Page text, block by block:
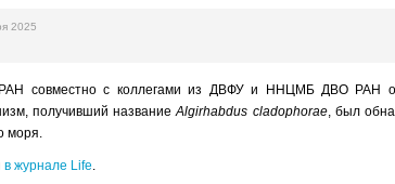
2025
совместно с коллегами из ДВФУ и ННЦМБ ДВО РАН
получивший названиеAlgirhabdus cladophorae, был
моря.
в журнале Life.